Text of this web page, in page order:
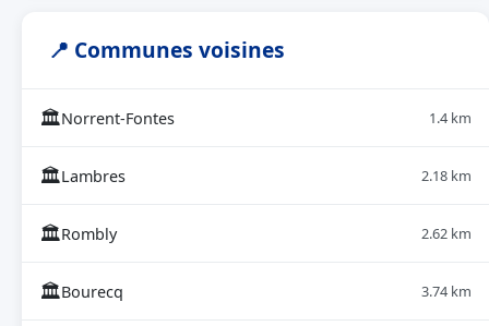
📍 Communes voisines
🏛Norrent-Fontes 1.4 km
🏛Lambres 2.18 km
🏛Rombly 2.62 km
🏛Bourecq 3.74 km